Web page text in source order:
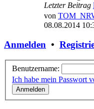
Letzter Beitrag
von
08.08.2014
Anmelden •
Benutzername:
Ich habe mein Passwort